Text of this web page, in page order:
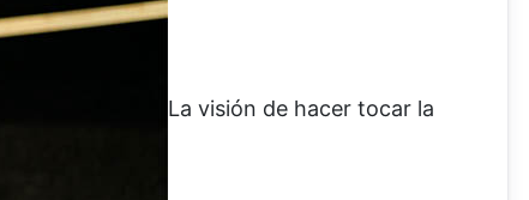
La visión de hacer tocar la